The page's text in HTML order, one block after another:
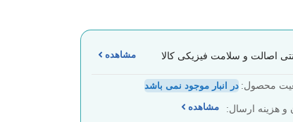
اصالت و سلامت فیزیکی کالا مشاهده
محصول: در انبار موجود نمی باشد
و هزینه ارسال: مشاهده